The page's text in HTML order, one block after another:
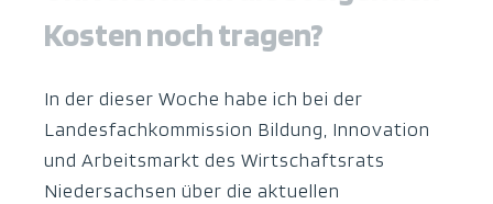
Kosten noch tragen?
In der dieser Woche habe ich bei der
Landesfachkommission Bildung, Innovation
und Arbeitsmarkt des Wirtschaftsrats
Niedersachsen über die aktuellen